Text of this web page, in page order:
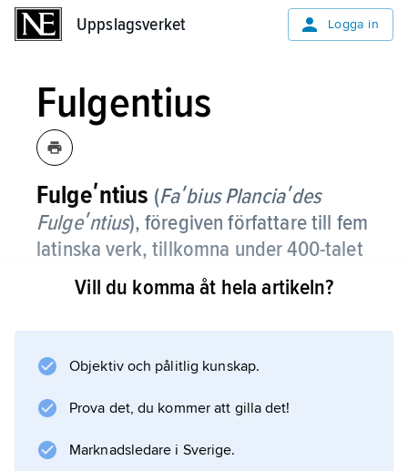
Uppslagsverket Logga in
Fulgentius
Fulgeʹntius (Faʹbius Planciaʹdes
Fulgeʹntius),föregiven författare till fem
latinska verk, tillkomna under 400-talet
myter och av ”Aeneiden”.
Information om artikeln
Vill du komma åt hela artikeln?
Objektiv och pålitlig kunskap.
Prova det, du kommer att gilla det!
Marknadsledare i Sverige.